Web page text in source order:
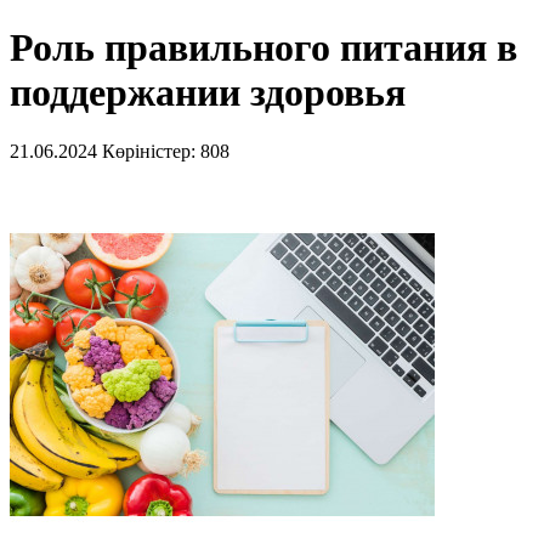
Роль правильного питания в
поддержании здоровья
21.06.2024 Көріністер: 808